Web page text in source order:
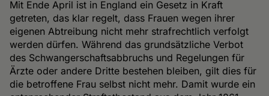
Mit Ende April ist in England ein Gesetz in Kraft
getreten, das klar regelt, dass Frauen wegen ihrer
eigenen Abtreibung nicht mehr strafrechtlich verfolgt
werden dürfen. Während das grundsätzliche Verbot
des Schwangerschaftsabbruchs und Regelungen für
Ärzte oder andere Dritte bestehen bleiben, gilt dies für
die betroffene Frau selbst nicht mehr. Damit wurde ein